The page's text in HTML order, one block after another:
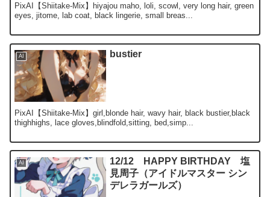
PixAI【Shiitake-Mix】hiyajou maho, loli, scowl, very long hair, green
eyes, jitome, lab coat, black lingerie, small breas...
AI bustier
PixAI【Shiitake-Mix】girl,blonde hair, wavy hair, black bustier,black
thighhighs, lace gloves,blindfold,sitting, bed,simp...
AI
12/12 HAPPY BIRTHDAY 塩
見周子（アイドルマスター シン
デレラガールズ）